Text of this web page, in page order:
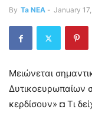
By Ta NEA - January
Μειώνεται
Δυτικοευρωπαίων
κερδίσουν» ◘ Τι